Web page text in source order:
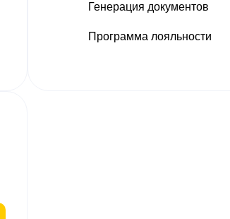
Генерация документов
Программа лояльности